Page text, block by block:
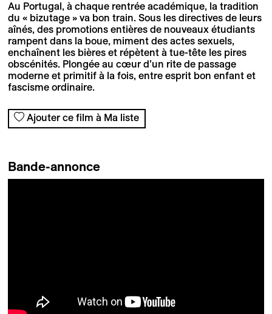
Au Portugal, à chaque rentrée académique, la tradition
du « bizutage » va bon train. Sous les directives de leurs
aînés, des promotions entières de nouveaux étudiants
rampent dans la boue, miment des actes sexuels,
enchaînent les bières et répètent à tue-tête les pires
obscénités. Plongée au cœur d’un rite de passage
moderne et primitif à la fois, entre esprit bon enfant et
fascisme ordinaire.
Ajouter ce film à Ma liste
Bande-annonce